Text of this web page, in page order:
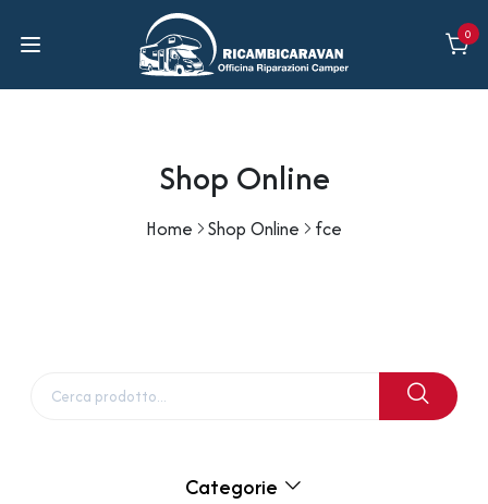
0
Shop Online
Home Shop Online fce
Categorie